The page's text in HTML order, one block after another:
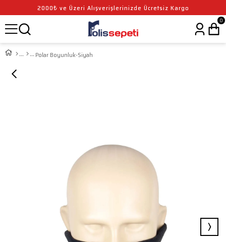
2000₺ ve Üzeri Alışverişlerinizde Ücretsiz Kargo
0
Polar Boyunluk-Siyah
›